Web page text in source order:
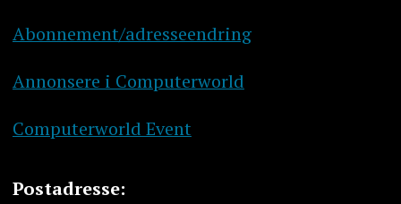
Abonnement/adresseendring
Annonsere i Computerworld
Computerworld Event
Postadresse: